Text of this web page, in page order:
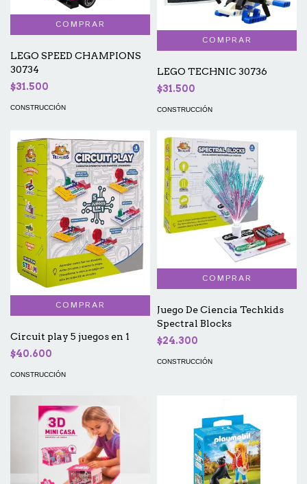
LEGO SPEED CHAMPIONS
30734
$31.500
CONSTRUCCIÓN
LEGO TECHNIC 30736
$31.500
CONSTRUCCIÓN
Circuit play 5 juegos en 1
$40.600
CONSTRUCCIÓN
Juego De Ciencia Techkids
Spectral Blocks
$24.300
CONSTRUCCIÓN